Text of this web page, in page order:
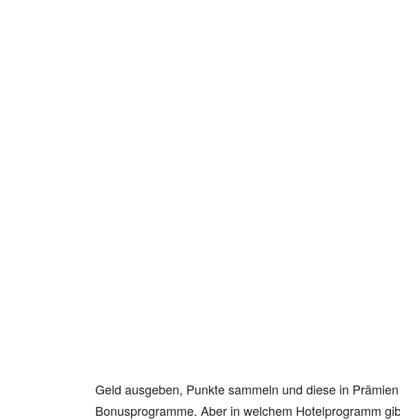
Geld ausgeben, Punkte sammeln und diese in
Bonusprogramme. Aber in welchem Hotelprogramm